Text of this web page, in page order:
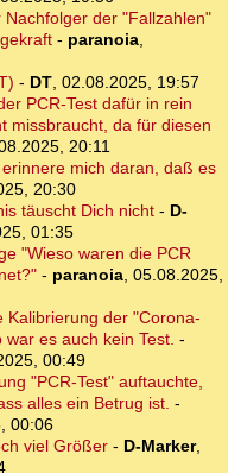
Nachfolger der "Fallzahlen"
- paranoia,
- DT, 02.08.2025, 19:57
PCR-Test dafür in rein
missbraucht, da für diesen
20:11
mich daran, daß es
20:30
täuscht Dich nicht- D-
01:35
"Wieso waren die PCR
- paranoia, 05.08.2025,
Kalibrierung der "Corona-
war es auch kein Test. -
00:49
"PCR-Test" auftauchte,
alles ein Betrug ist. -
00:06
viel Größer- D-Marker,